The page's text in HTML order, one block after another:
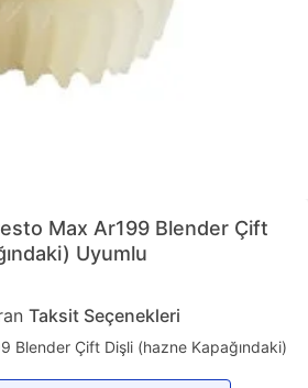
Max Ar199 Blender Çift
Uyumlu
Taksit Seçenekleri
Blender Çift Dişli (hazne Kapağındaki)